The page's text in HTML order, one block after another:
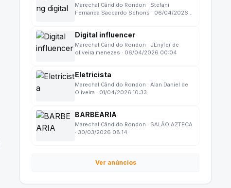
Marechal Cândido Rondon · Stefani
Fernanda Saccardo Schons · 06/04/2026
Digital influencer
Marechal Cândido Rondon · JEnyfer de
oliveira menezes · 06/04/2026 00:04
Eletricista
Marechal Cândido Rondon · Alan Daniel de
Oliveira · 01/04/2026 10:33
BARBEARIA
Marechal Cândido Rondon · SALÃO AZTECA
· 30/03/2026 08:14
Ver anúncios